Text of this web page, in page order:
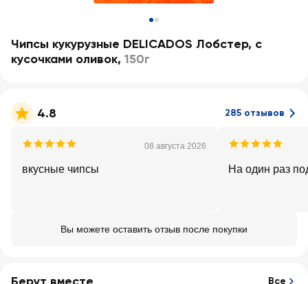
Чипсы кукурузные DELICADOS Лобстер, с
кусочками оливок, 150г
4.8 285 отзывов
08 августа 2026
вкусные чипсы На один раз
Вы можете оставить отзыв после покупки
Все